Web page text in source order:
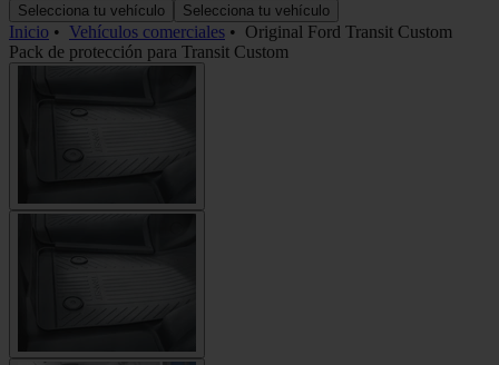
Selecciona tu vehículo Selecciona tu vehículo
Inicio • Vehículos comerciales • Original Ford Transit Custom
Pack de protección para Transit Custom